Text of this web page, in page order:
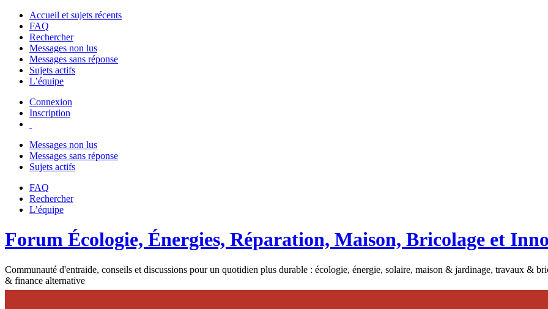
Accueil et sujets récents
FAQ
Rechercher
Messages non lus
Messages sans réponse
Sujets actifs
L’équipe
Connexion
Inscription
Messages non lus
Messages sans réponse
Sujets actifs
FAQ
Rechercher
L’équipe
Forum Écologie, Énergies, Réparation, Maison, Bricolage et
Communauté d'entraide, conseils et discussions pour un quotidien plus durable : écologie, énergie, solaire, maison & jardinage, travaux &
& finance alternative